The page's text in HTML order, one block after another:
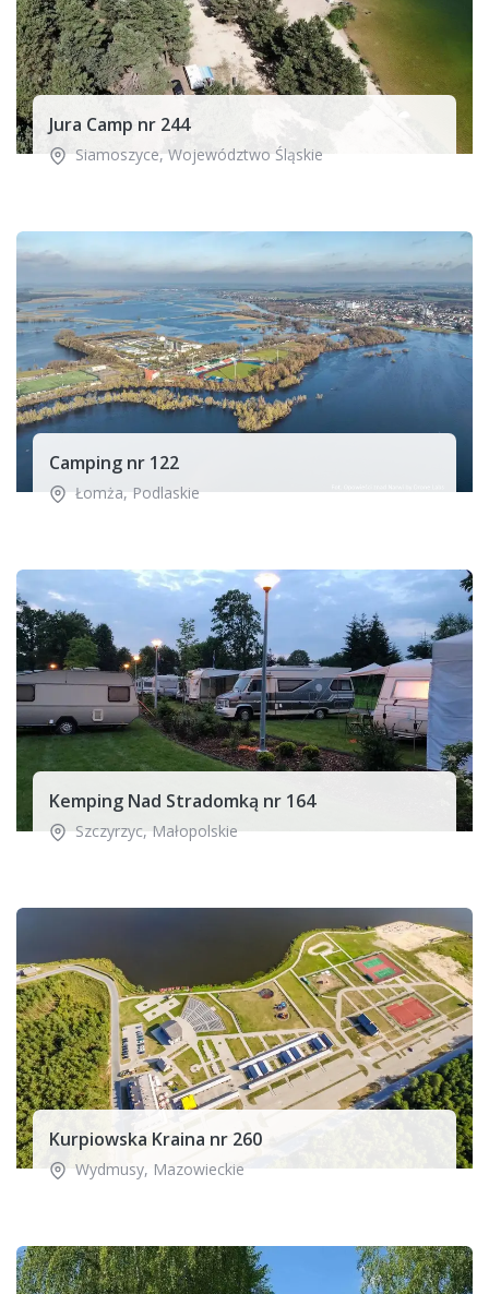
Jura Camp nr 244
Siamoszyce, Województwo Śląskie
Camping nr 122
Łomża,Podlaskie
Kemping Nad Stradomką nr 164
Szczyrzyc, Małopolskie
Kurpiowska Kraina nr 260
Wydmusy, Mazowieckie